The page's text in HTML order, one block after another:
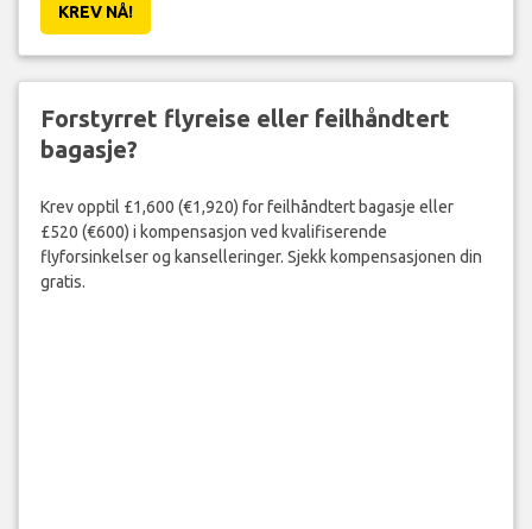
KREV NÅ!
Forstyrret flyreise eller feilhåndtert
bagasje?
Krev opptil £1,600 (€1,920) for feilhåndtert bagasje eller
£520 (€600) i kompensasjon ved kvalifiserende
flyforsinkelser og kanselleringer. Sjekk kompensasjonen din
gratis.